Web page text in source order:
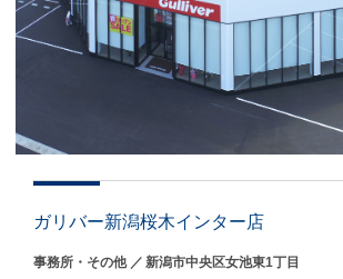
ガリバー新潟桜木インター店
事務所・その他 新潟市中央区女池東1丁目